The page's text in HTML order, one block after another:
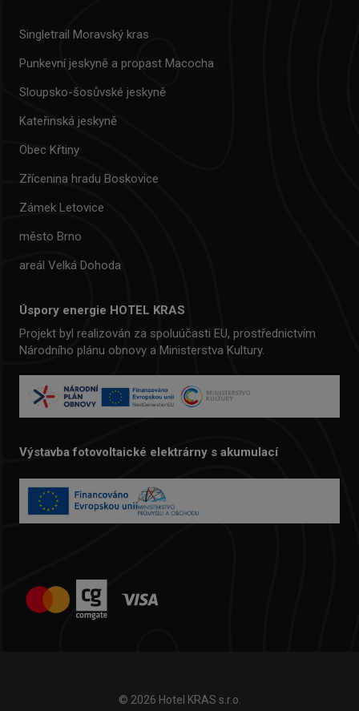
Singletrail Moravský kras
Punkevní jeskyně a propast Macocha
Sloupsko-šosůvské jeskyně
Kateřinská jeskyně
Obec Křtiny
Zřícenina hradu Boskovice
Zámek Letovice
město Brno
areál Velká Dohoda
Úspory energie HOTEL KRAS
Projekt byl realizován za spoluúčasti EU, prostřednictvím
Národního plánu obnovy a Ministerstva Kultury.
Výstavba fotovoltaické elektrárny s akumulací
© 2026 Hotel KRAS s.r.o.